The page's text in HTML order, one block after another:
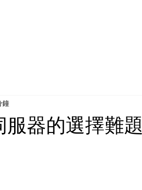
器的選擇難題
鐘